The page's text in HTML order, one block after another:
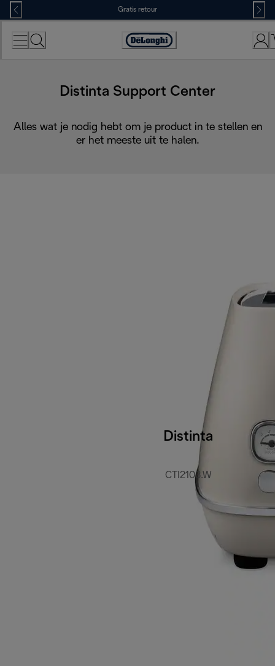
Skip
to
Content
Gratis retour
Accessibility
Distinta Support Center
Alles wat je nodig hebt om je product in te stellen en
er het meeste uit te halen.
Distinta
CTI2103.W